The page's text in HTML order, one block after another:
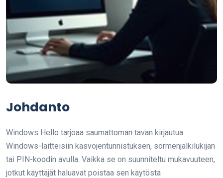
Johdanto
Windows Hello tarjoaa saumattoman tavan kirjautua
Windows-laitteisiin kasvojentunnistuksen, sormenjälkilukijan
tai PIN-koodin avulla. Vaikka se on suunniteltu mukavuuteen,
jotkut käyttäjät haluavat poistaa sen käytöstä